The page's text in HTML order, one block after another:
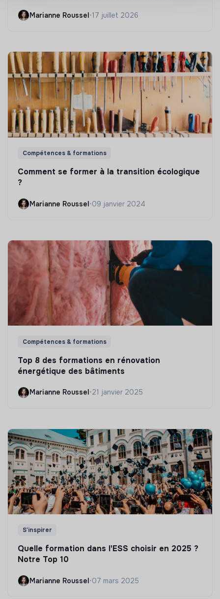
Marianne Roussel•17 juillet 2026
Compétences & formations
Comment se former à la transition écologique
?
Marianne Roussel•09 janvier 2024
Compétences & formations
Top 8 des formations en rénovation
énergétique des bâtiments
Marianne Roussel•21 janvier 2025
S'inspirer
Quelle formation dans l'ESS choisir en 2025 ?
Notre Top 10
Marianne Roussel•07 mars 2025